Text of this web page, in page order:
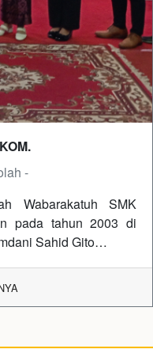
-
Wabarakatuh SMK
pada tahun 2003 di
Sahid Gito…